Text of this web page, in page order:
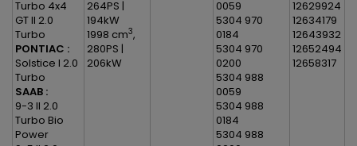
Turbo 4x4
GT II 2.0
Turbo
PONTIAC :
Solstice I 2.0
Turbo
SAAB :
9-3 II 2.0
Turbo Bio
Power
264PS |
194kW
1998 cm3,
280PS |
206kW
0059
5304 970
0184
5304 970
0200
5304 988
0059
5304 988
0184
5304 988
12629924
12634179
12643932
12652494
12658317